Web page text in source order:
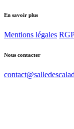
En savoir plus
Mentions légales
Nous contacter